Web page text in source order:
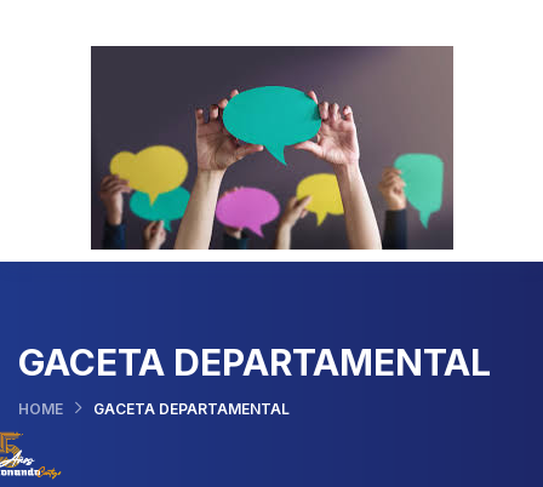
GACETA DEPARTAMENTAL
HOME GACETA DEPARTAMENTAL